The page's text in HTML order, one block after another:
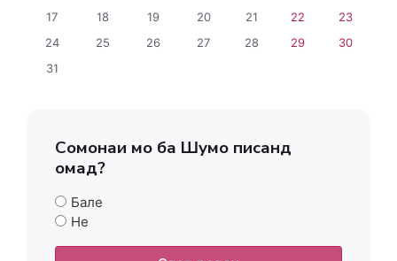
17
18 19 20 21 22
23
24
25 26 27 28 29
30
31
Сомонаи мо ба Шумо писанд
омад?
Бале
Не